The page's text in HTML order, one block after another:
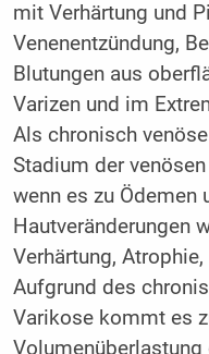
mit Verhärtung und
Venenentzündung,
Blutungen aus
Varizen und im
Als chronisch
Stadium der
wenn es zu Ödemen
Hautveränderungen
Verhärtung,
Aufgrund des
Varikose kommt es